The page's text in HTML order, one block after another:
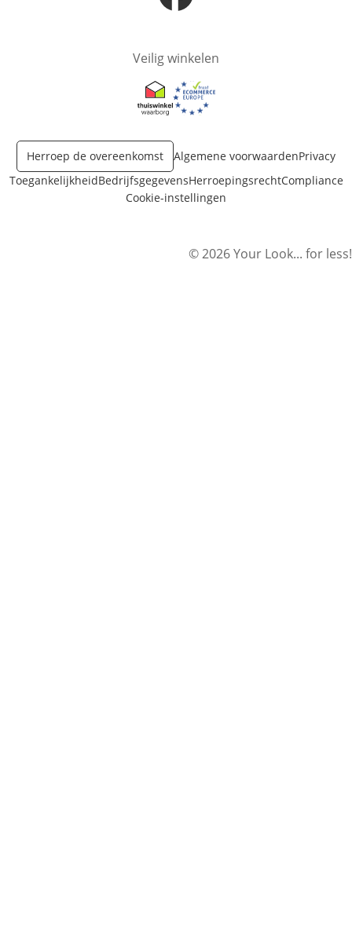
Opent in nieuw venster
Veilig winkelen
Opent in nieuw venster
Opent in nieuw venster
Herroep de overeenkomst Algemene voorwaardenPrivacy
ToegankelijkheidBedrijfsgegevensHerroepingsrechtCompliance
Cookie-instellingen
© 2026 Your Look... for less!